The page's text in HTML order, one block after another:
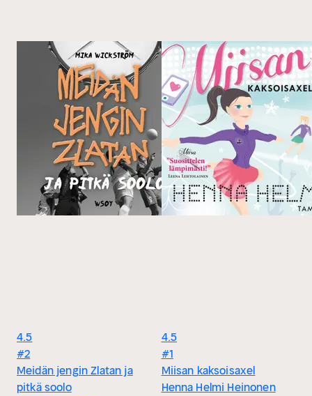
4.5
#2
Meidän jengin Zlatan ja
pitkä soolo
4.5
#1
Miisan kaksoisaxel
Henna Helmi Heinonen